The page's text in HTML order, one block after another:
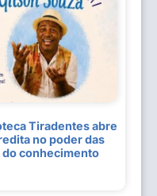
Tiradentes abre
no poder das
do conhecimento